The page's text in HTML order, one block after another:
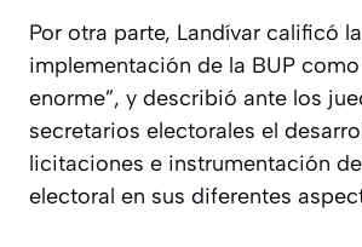
Por otra parte, Landívar calificó la
implementación de la BUP
enorme”, y describió ante los
secretarios electorales el
licitaciones e instrumentación
electoral en sus diferentes